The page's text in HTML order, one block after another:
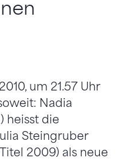
um 21.57 Uhr
Nadia
heisst die
Steingruber
2009) als neue